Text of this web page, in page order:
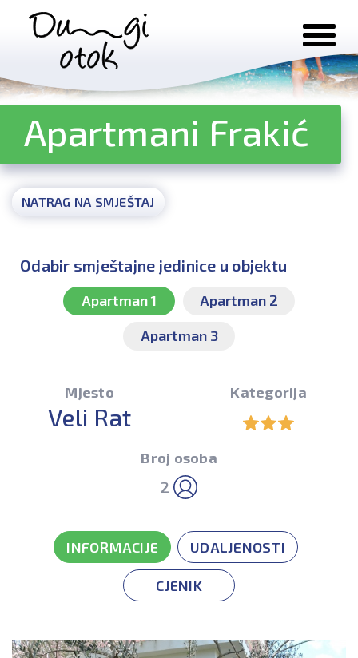
Preskoči na sadržaj
Apartmani Frakić
NATRAG NA SMJEŠTAJ
Odabir smještajne jedinice u objektu
Apartman 1
Apartman 2
Apartman 3
Mjesto
Veli Rat
Kategorija
Broj osoba
2
INFORMACIJE UDALJENOSTI
CJENIK